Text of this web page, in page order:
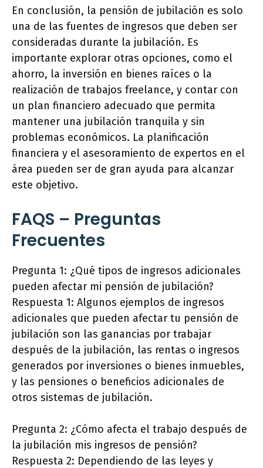
En conclusión, la pensión de jubilación es solo
una de las fuentes de ingresos que deben ser
consideradas durante la jubilación. Es
importante explorar otras opciones, como el
ahorro, la inversión en bienes raíces o la
realización de trabajos freelance, y contar con
un plan financiero adecuado que permita
mantener una jubilación tranquila y sin
problemas económicos. La planificación
financiera y el asesoramiento de expertos en el
área pueden ser de gran ayuda para alcanzar
este objetivo.
FAQS – Preguntas
Frecuentes
Pregunta 1: ¿Qué tipos de ingresos adicionales
pueden afectar mi pensión de jubilación?
Respuesta 1: Algunos ejemplos de ingresos
adicionales que pueden afectar tu pensión de
jubilación son las ganancias por trabajar
después de la jubilación, las rentas o ingresos
generados por inversiones o bienes inmuebles,
y las pensiones o beneficios adicionales de
otros sistemas de jubilación.
Pregunta 2: ¿Cómo afecta el trabajo después de
la jubilación mis ingresos de pensión?
Respuesta 2: Dependiendo de las leyes y